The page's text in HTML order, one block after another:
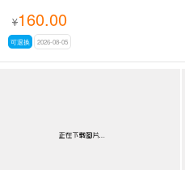
¥160.00
可退换 2026-08-05